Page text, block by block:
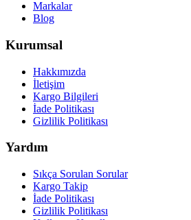
Markalar
Blog
Kurumsal
Hakkımızda
İletişim
Kargo Bilgileri
İade Politikası
Gizlilik Politikası
Yardım
Sıkça Sorulan Sorular
Kargo Takip
İade Politikası
Gizlilik Politikası